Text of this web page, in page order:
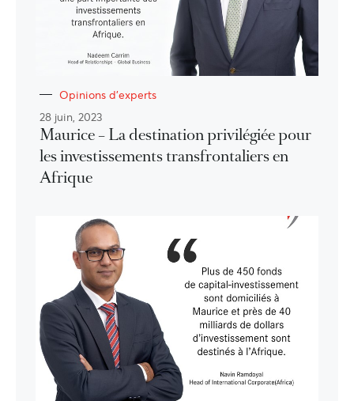
Opinions d'experts
28 juin, 2023
Maurice – La destination privilégiée pour
les investissements transfrontaliers en
Afrique